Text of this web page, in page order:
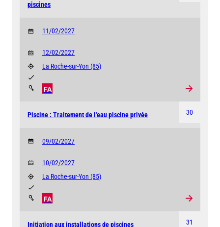
piscines
11/02/2027
12/02/2027
La Roche-sur-Yon (85)
FA
30
Piscine : Traitement de l'eau piscine privée
09/02/2027
10/02/2027
La Roche-sur-Yon (85)
FA
31
Initiation aux installations de piscines